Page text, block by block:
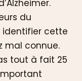
du
cette
mal connue.
tout à fait 25